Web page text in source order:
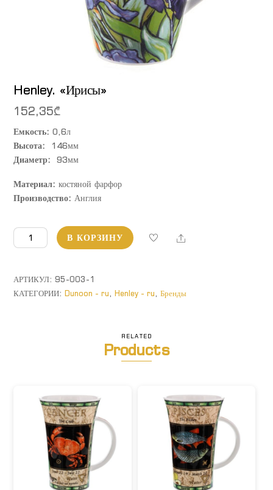
Henley. «Ирисы»
152,35₾
Емкость:0,6л
Высота: 146мм
Диаметр:
93мм
Материал: костяной фарфор
Производство: Англия
Количество
товара
"Ирисы"
В КОРЗИНУ Share
АРТИКУЛ:95-003-1
КАТЕГОРИИ:Dunoon - ru,Henley - ru,Бренды
RELATED
Products